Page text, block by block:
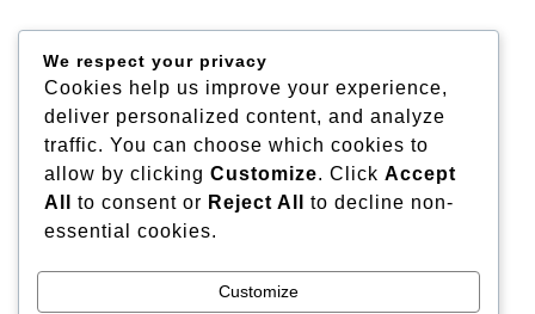
We respect your privacy
Cookies help us improve your experience,
deliver personalized content, and analyze
traffic. You can choose which cookies to
allow by clicking Customize. Click Accept
All
to consent or Reject All
to decline non-
essential cookies.
Customize